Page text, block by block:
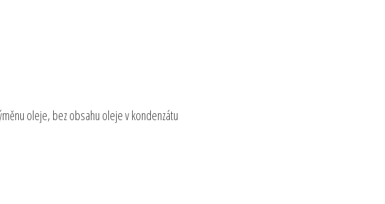
oleje, bez obsahu oleje v kondenzátu